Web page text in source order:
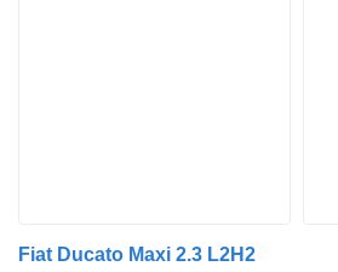
Fiat Ducato Maxi 2.3 L2H2